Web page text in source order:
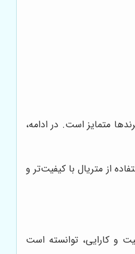
متمایز است. در ادامه،
از متریال با کیفیت‌تر و
و کارایی، توانسته است